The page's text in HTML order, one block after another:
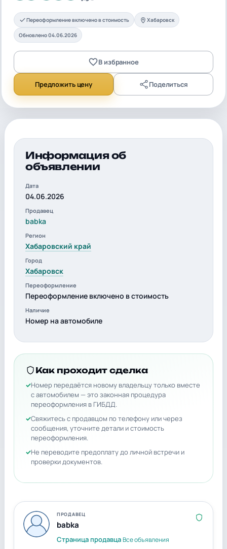
Переоформление включено в стоимость Хабаровск
Обновлено 04.06.2026
В избранное
Предложить цену Поделиться
Информация об
объявлении
Дата
04.06.2026
Продавец
babka
Регион
Хабаровский край
Город
Хабаровск
Переоформление
Переоформление включено в стоимость
Наличие
Номер на автомобиле
Как проходит сделка
Номер передаётся новому владельцу только вместе
с автомобилем — это законная процедура
переоформления в ГИБДД.
Свяжитесь с продавцом по телефону или через
сообщения, уточните детали и стоимость
переоформления.
Не переводите предоплату до личной встречи и
проверки документов.
ПРОДАВЕЦ
babka
Страница продавцаВсе объявления